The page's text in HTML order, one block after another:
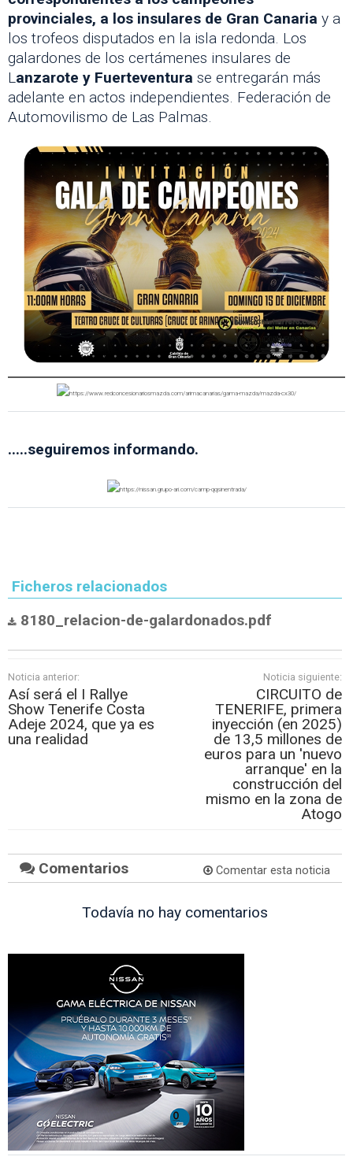
provinciales, a los insulares de Gran Canaria y a
los trofeos disputados en la isla redonda. Los
galardones de los certámenes insulares de
Lanzarote y Fuerteventura se entregarán más
adelante en actos independientes. Federación de
Automovilismo de Las Palmas.
.....seguiremos informando.
Ficheros relacionados
8180_relacion-de-galardonados.pdf
Noticia anterior:
Así será el I Rallye
Show Tenerife Costa
Adeje 2024, que ya es
una realidad
Noticia siguiente:
CIRCUITO de
TENERIFE, primera
inyección (en 2025)
de 13,5 millones de
euros para un 'nuevo
arranque' en la
construcción del
mismo en la zona de
Atogo
Comentarios Comentar esta noticia
Todavía no hay comentarios